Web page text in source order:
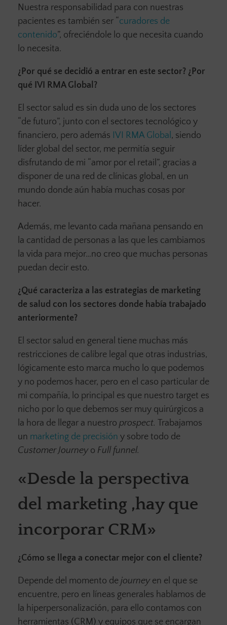
Nuestra responsabilidad para con nuestras
pacientes es también ser “curadores de
contenido”, ofreciéndole lo que necesita cuando
lo necesita.
¿Por qué se decidió a entrar en este sector? ¿Por
qué IVI RMA Global?
El sector salud es sin duda uno de los sectores
“de futuro”, junto con el sectores tecnológico y
financiero, pero además IVI RMA Global , siendo
líder global del sector, me permitía seguir
disfrutando de mi “amor por el retail”, gracias a
disponer de una red de clínicas global, en un
mundo donde aún había muchas cosas por
hacer.
Además, me levanto cada mañana pensando en
la cantidad de personas a las que les cambiamos
la vida para mejor…no creo que muchas personas
puedan decir esto.
¿Qué caracteriza a las estrategias de marketing
de salud con los sectores donde había trabajado
anteriormente?
El sector salud en general tiene muchas más
restricciones de calibre legal que otras industrias,
lógicamente esto marca mucho lo que podemos
y no podemos hacer, pero en el caso particular de
mi compañía, lo principal es que nuestro target es
nicho por lo que debemos ser muy quirúrgicos a
la hora de llegar a nuestro prospect. Trabajamos
un marketing de precisión y sobre todo de
Customer Journeyo Full funnel.
«Desde la perspectiva
del marketing ,hay que
incorporar CRM»
¿Cómo se llega a conectar mejor con el cliente?
Depende del momento de journeyen el que se
encuentre, pero en líneas generales hablamos de
la hiperpersonalización, para ello contamos con
herramientas (CRM) y equipos que se encargan